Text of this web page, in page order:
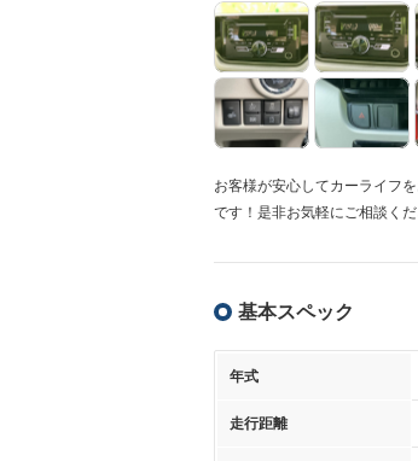
お客様が安心してカーライフ
です！是非お気軽にご相談くだ
基本スペック
年式
走行距離